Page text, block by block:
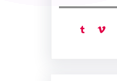
فيميو تمبلر